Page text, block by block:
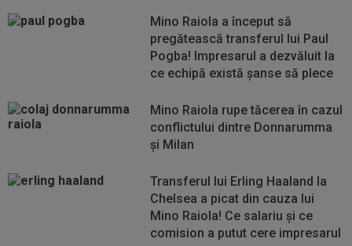
Mino Raiola a început să
pregătească transferul lui Paul
Pogba! Impresarul a dezvăluit la
ce echipă există șanse să plece
Mino Raiola rupe tăcerea în cazul
conflictului dintre Donnarumma
și Milan
Transferul lui Erling Haaland la
Chelsea a picat din cauza lui
Mino Raiola! Ce salariu și ce
comision a putut cere impresarul